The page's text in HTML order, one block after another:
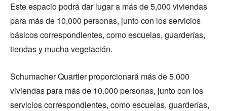
Este espacio podrá dar lugar a más de 5,000 viviendas
para más de 10,000 personas, junto con los servicios
básicos correspondientes, como escuelas, guarderías,
tiendas y mucha vegetación.
Schumacher Quartier proporcionará más de 5.000
viviendas para más de 10.000 personas, junto con los
servicios correspondientes, como escuelas, guarderías,